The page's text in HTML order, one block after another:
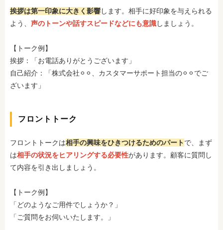
挨拶は第一印象に大きく影響します。相手に好印象を与えられる
よう、 声のトーンや話すスピードなどにも意識しましょう。
【トーク例】
挨拶：「お電話ありがとうございます」
自己紹介：「株式会社⚪︎⚪︎、カスタマーサポート担当の⚪︎⚪︎でご
ざいます」
フロントトーク
フロントトークは相手の興味をひきつけるためのパートで、まず
は相手の状況をヒアリングする必要性があります。顧客に質問し
て内容を引き出しましょう。
【トーク例】
「どのようなご用件でしょうか？」
「ご質問をお伺いいたします。」